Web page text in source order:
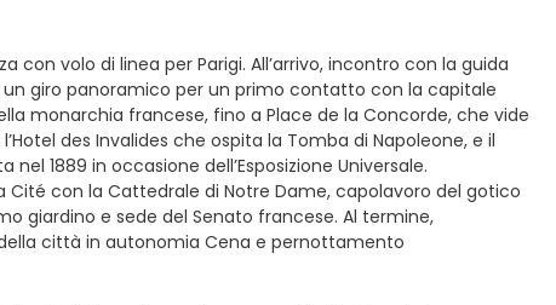
volo di linea per Parigi. All’arrivo, incontro con la guida
giro panoramico per un primo contatto con la capitale
monarchia francese, fino a Place de la Concorde, che vide
des Invalides che ospita la Tomba di Napoleone, e il
1889 in occasione dell’Esposizione Universale.
Cité con la Cattedrale di Notre Dame, capolavoro del gotico
giardino e sede del Senato francese. Al termine,
città in autonomia Cena e pernottamento